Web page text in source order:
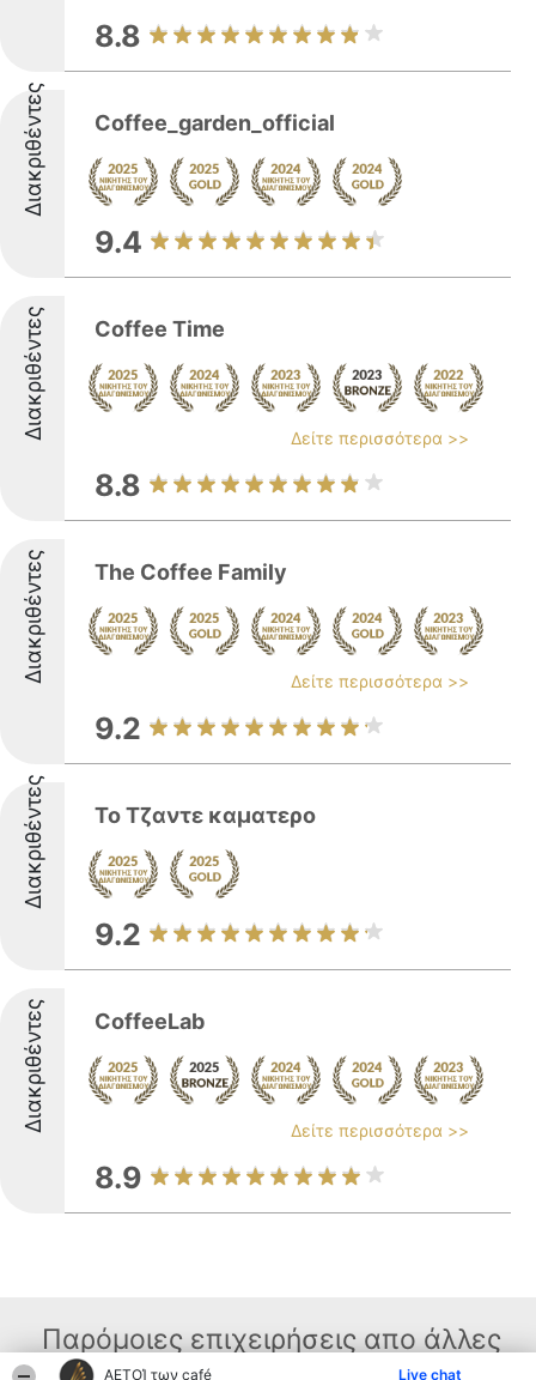
ΑΕΤΟΊ των café Live chat
8.8
Διακριθέντες Coffee_garden_official
9.4
Διακριθέντες Coffee Time
Δείτε περισσότερα >>
8.8
Διακριθέντες The Coffee Family
Δείτε περισσότερα >>
9.2
Διακριθέντες Το Τζαντε καματερο
9.2
Διακριθέντες CoffeeLab
Δείτε περισσότερα >>
8.9
Παρόμοιες επιχειρήσεις απο άλλες